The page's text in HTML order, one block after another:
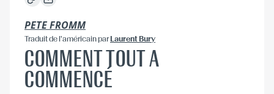
PETE FROMM
Traduitde l'américainparLaurent Bury
COMMENT TOUT A
COMMENCÉ